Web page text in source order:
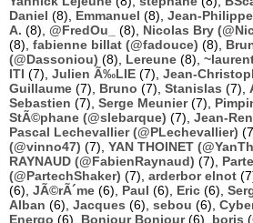
Daniel (8), Emmanuel (8), Jean-Philippe
A. (8), @FredOu_ (8), Nicolas Bry
(8), fabienne billat (@fadouce) (8),
(@Dassoniou) (8), Lereune (8),
ITI (7), Julien Ã‰LIE (7), Jean-
Guillaume (7), Bruno (7), Stanislas (7),
Sebastien (7), Serge Meunier(7),
StÃ©phane (@slebarque) (7), Jean-
Pascal Lechevallier (@PLechevallier)
(@vinno47) (7), YAN THOINET
RAYNAUD (@FabienRaynaud) (7),
(@PartechShaker) (7), arderbor elnot
(6), JÃ©rÃ´me (6), Paul (6), Eric (6),
Alban (6), Jacques (6), sebou (6),
Energo (6), Bonjour Bonjour(6), boris